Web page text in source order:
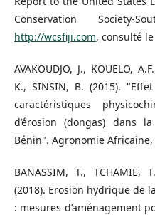
Conservation
http://wcsfiji.com, consulté
AVAKOUDJO, J., KOUELO,
K., SINSIN, B. (2015).
caractéristiques
d’érosion (dongas) dans
Bénin". Agronomie Africaine,
BANASSIM, T., TCHAMIE,
(2018). Erosion hydrique de
: mesures d’aménagement